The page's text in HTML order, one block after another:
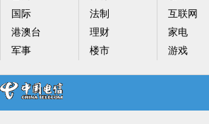
国际
港澳台
军事
法制
理财
楼市
互联网
家电
游戏